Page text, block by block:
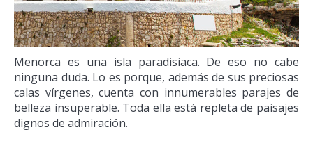
Menorca es una isla paradisiaca. De eso no cabe
ninguna duda. Lo es porque, además de sus preciosas
calas vírgenes, cuenta con innumerables parajes de
belleza insuperable. Toda ella está repleta de paisajes
dignos de admiración.